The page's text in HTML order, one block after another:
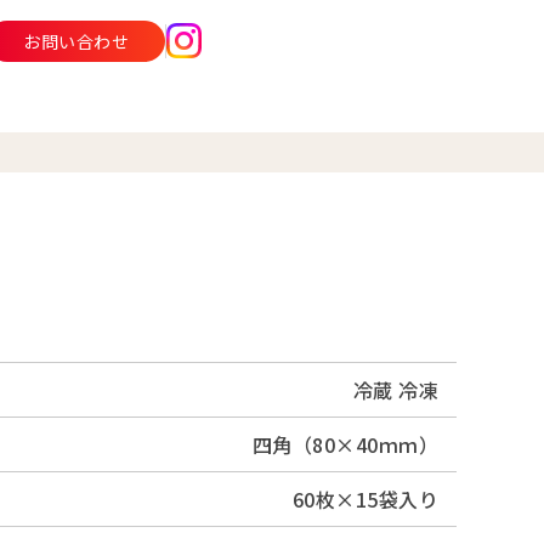
お問い合わせ
冷蔵 冷凍
四角（80×40ｍｍ）
60枚×15袋入り